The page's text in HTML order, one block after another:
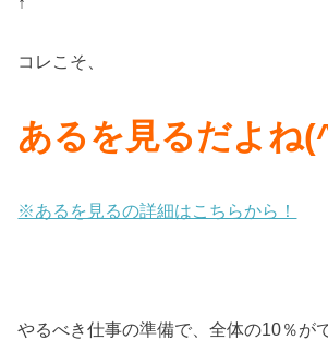
コレこそ、
あるを見るだよね
※あるを見るの詳細はこちらから！
やるべき仕事の準備で、全体の10％が